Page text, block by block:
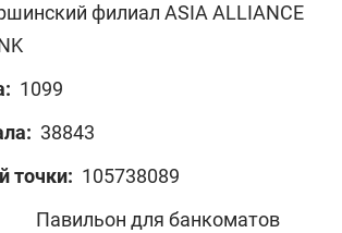
филиал ASIA ALLIANCE
1099
38843
точки: 105738089
Павильон для банкоматов